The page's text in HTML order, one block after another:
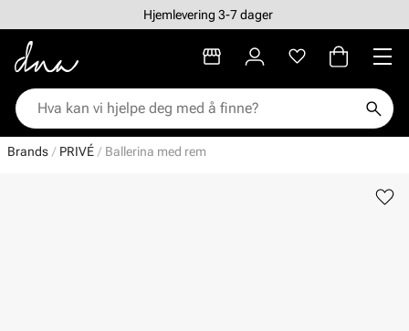
Hjemlevering 3-7 dager
Brands PRIVÉ Ballerina med rem